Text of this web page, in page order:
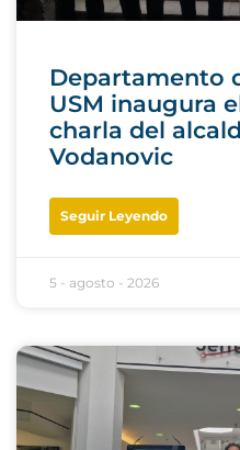
Departamento
USM inaugura
charla del
Vodanovic
Seguir Leyendo
5 - agosto - 2026